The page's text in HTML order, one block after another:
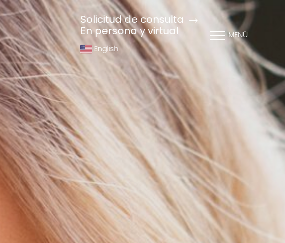
Solicitud de consulta
En persona y virtual
English
MENÚ